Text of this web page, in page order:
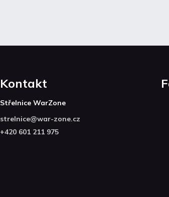
Kontakt
Střelnice WarZone
strelnice@war-zone.cz
+420 601 211 975